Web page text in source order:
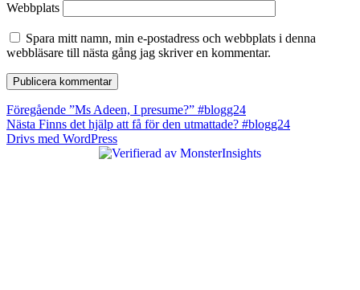
Webbplats
Spara mitt namn, min e-postadress och webbplats i denna
webbläsare till nästa gång jag skriver en kommentar.
Inläggsnavigering
Föregående Föregående
inlägg:
”Ms Adeen, I presume?” #blogg24
Nästa Nästa
inlägg:
Finns det hjälp att få för den utmattade? #blogg24
Drivs med WordPress